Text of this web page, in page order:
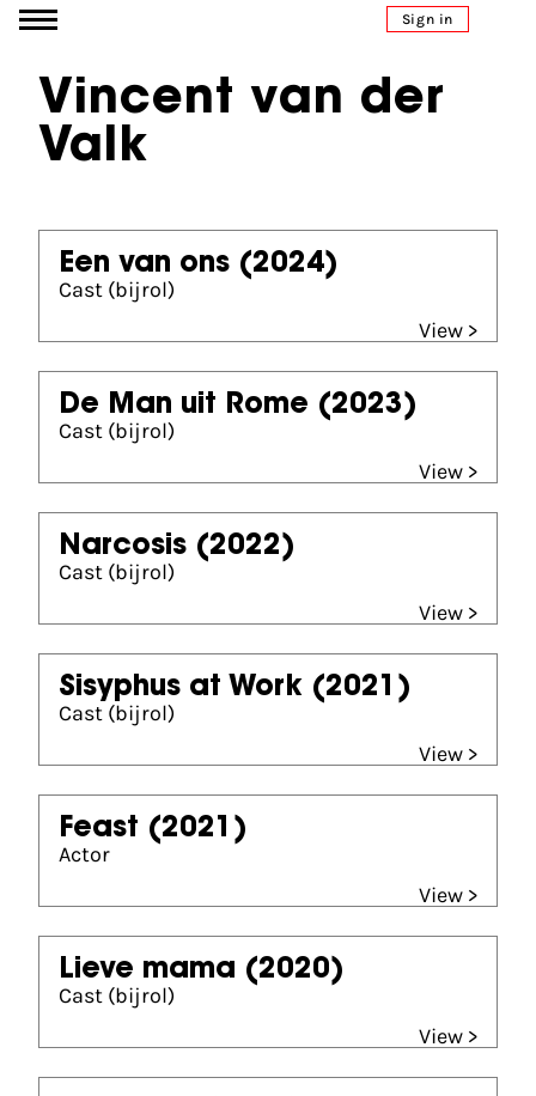
Go to content Sign in
Vincent van der
Valk
Een van ons (2024)
Cast (bijrol)
View >
De Man uit Rome (2023)
Cast (bijrol)
View >
Narcosis (2022)
Cast (bijrol)
View >
Sisyphus at Work (2021)
Cast (bijrol)
View >
Feast (2021)
Actor
View >
Lieve mama (2020)
Cast (bijrol)
View >